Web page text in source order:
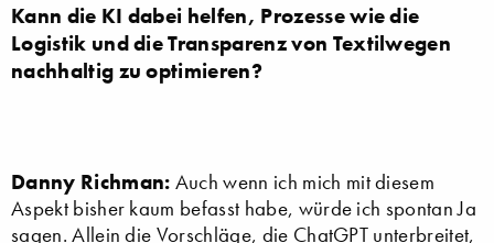
Kann die KI dabei helfen, Prozesse wie die
Logistik und die Transparenz von Textilwegen
nachhaltig zu optimieren?
Danny Richman: Auch wenn ich mich mit diesem
Aspekt bisher kaum befasst habe, würde ich spontan Ja
sagen. Allein die Vorschläge, die ChatGPT unterbreitet,